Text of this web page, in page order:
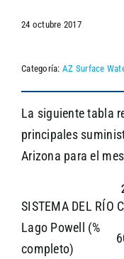
24 octubre 2017
Categoría: AZ Surface
La siguiente tabla
principales
Arizona para el
SISTEMA DEL RÍO
Lago Powell (%
completo)